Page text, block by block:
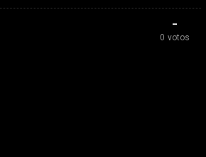
-
0 votos